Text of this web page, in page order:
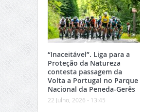
“Inaceitável”. Liga para a
Proteção da Natureza
contesta passagem da
Volta a Portugal no Parque
Nacional da Peneda-Gerês
22 Julho, 2026 - 13:45